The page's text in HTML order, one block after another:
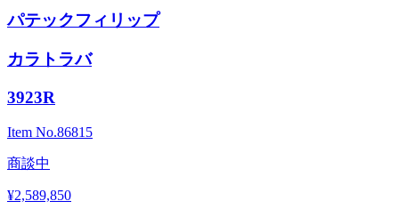
パテックフィリップ
カラトラバ
3923R
Item No.86815
商談中
¥2,589,850